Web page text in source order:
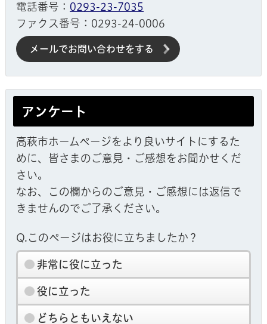
電話番号： 0293-23-7035
ファクス番号：0293-24-0006
メールでお問い合わせをする
アンケート
高萩市ホームページをより良いサイトにするた
めに、皆さまのご意見・ご感想をお聞かせくだ
さい。
なお、この欄からのご意見・ご感想には返信で
きませんのでご了承ください。
Q.このページはお役に立ちましたか？
非常に役に立った
役に立った
どちらともいえない